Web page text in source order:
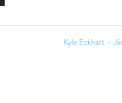
Kyle Eckhart –